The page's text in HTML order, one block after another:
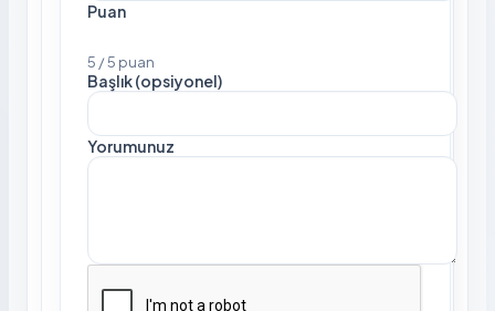
Puan
5 / 5 puan
Başlık (opsiyonel)
Yorumunuz